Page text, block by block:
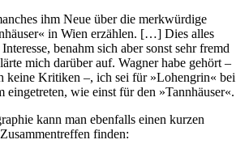
ihm Neue über die merkwürdige
in Wien erzählen. […] Dies alles
benahm sich aber sonst sehr fremd
mich darüber auf. Wagner habe gehört –
keine Kritiken –, ich sei für »Lohengrin« bei
eingetreten, wie einst für den »Tannhäuser«.
kann man ebenfalls einen kurzen
finden: